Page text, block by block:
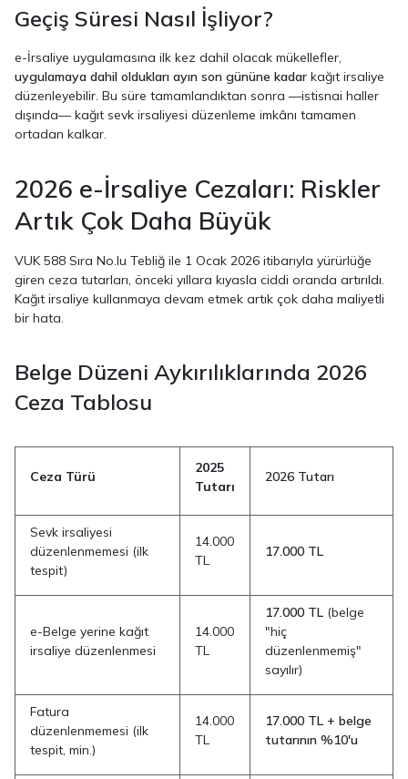
Geçiş Süresi Nasıl İşliyor?
e-İrsaliye uygulamasına ilk kez dahil olacak mükellefler,
uygulamaya dahil oldukları ayın son gününe kadar kağıt irsaliye
düzenleyebilir. Bu süre tamamlandıktan sonra —istisnai haller
dışında— kağıt sevk irsaliyesi düzenleme imkânı tamamen
ortadan kalkar.
2026 e-İrsaliye Cezaları: Riskler
Artık Çok Daha Büyük
VUK 588 Sıra No.lu Tebliğ ile 1 Ocak 2026 itibarıyla yürürlüğe
giren ceza tutarları, önceki yıllara kıyasla ciddi oranda artırıldı.
Kağıt irsaliye kullanmaya devam etmek artık çok daha maliyetli
bir hata.
Belge Düzeni Aykırılıklarında 2026
Ceza Tablosu
Ceza Türü
2025
Tutarı
2026 Tutarı
Sevk irsaliyesi
düzenlenmemesi (ilk
tespit)
14.000
TL
17.000 TL
e-Belge yerine kağıt
irsaliye düzenlenmesi
14.000
TL
17.000 TL (belge
"hiç
düzenlenmemiş"
sayılır)
Fatura
düzenlenmemesi (ilk
tespit, min.)
14.000
TL
17.000 TL + belge
tutarının %10'u